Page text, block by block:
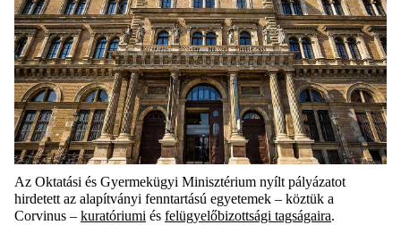
Az Oktatási és Gyermekügyi Minisztérium nyílt pályázatot
hirdetett az alapítványi fenntartású egyetemek – köztük a
Corvinus – kuratóriumi és felügyelőbizottsági tagságaira.